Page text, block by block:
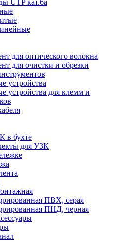
UTP кат.6а
для оптического волокна
для очистки и обрезки
устройства
устройства для клемм и
в бухте
для УЗК
ПВХ, серая
ПНД, черная